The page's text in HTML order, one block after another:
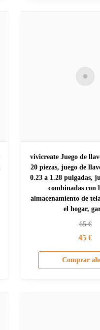
vivicreate Juego de
20 piezas, juego de
0.23 a 1.28 pulgadas,
combinadas con
almacenamiento de
el hogar,
65€
45 €
Comprar